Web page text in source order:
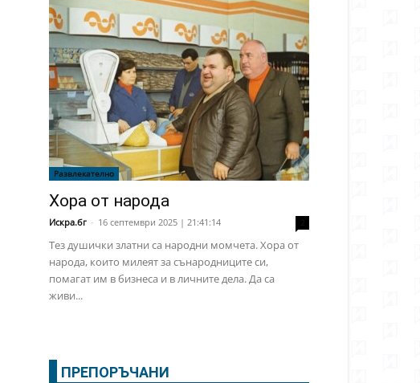
Развлекателно
Хора от народа
Искра.бг - 16 септември 2025 | 21:41:14
Тез душички златни са народни момчета. Хора от
народа, които милеят за сънародниците си,
помагат им в бизнеса и в личните дела. Да са
живи...
ПРЕПОРЪЧАНИ